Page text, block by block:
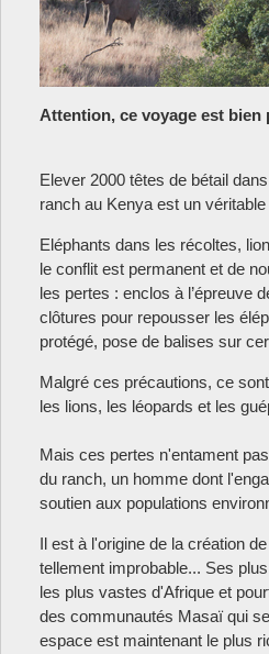
Attention, ce voyage est bien
Elever 2000 têtes de bétail
ranch au Kenya est un véritable
Eléphants dans les récoltes,
le conflit est permanent et de
les pertes : enclos à l’épreuve
clôtures pour repousser les
protégé, pose de balises sur
Malgré ces précautions, ce
les lions, les léopards et les
Mais ces pertes n'entament
du ranch, un homme dont
soutien aux populations
Il est à l'origine de la création
tellement improbable... Ses
les plus vastes d'Afrique et
des communautés Masaï qui
espace est maintenant le plus